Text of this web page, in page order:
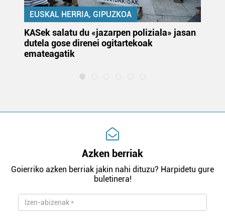
EUSKAL HERRIA, GIPUZKOA
KASek salatu du «jazarpen poliziala» jasan
dutela gose direnei ogitartekoak
emateagatik
Azken berriak
Goierriko azken berriak jakin nahi dituzu? Harpidetu gure
buletinera!